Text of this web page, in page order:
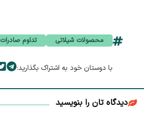
محصولات شیلاتی تداوم صادرات
با دوستان خود به اشتراک بگذارید:
دیدگاه تان را بنویسید